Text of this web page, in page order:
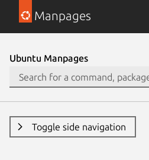
Manpages
Ubuntu Manpages
Toggle side navigation